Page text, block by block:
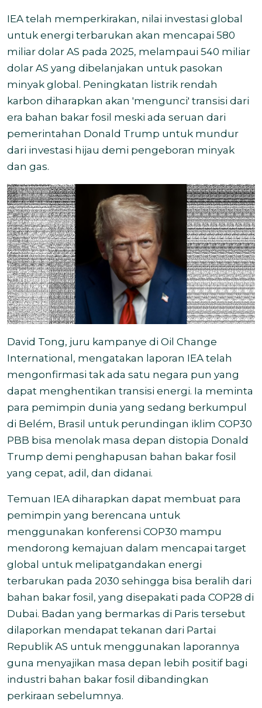
IEA telah memperkirakan, nilai investasi global
untuk energi terbarukan akan mencapai 580
miliar dolar AS pada 2025, melampaui 540 miliar
dolar AS yang dibelanjakan untuk pasokan
minyak global. Peningkatan listrik rendah
karbon diharapkan akan 'mengunci' transisi dari
era bahan bakar fosil meski ada seruan dari
pemerintahan Donald Trump untuk mundur
dari investasi hijau demi pengeboran minyak
dan gas.
David Tong, juru kampanye di Oil Change
International, mengatakan laporan IEA telah
mengonfirmasi tak ada satu negara pun yang
dapat menghentikan transisi energi. Ia meminta
para pemimpin dunia yang sedang berkumpul
di Belém, Brasil untuk perundingan iklim COP30
PBB bisa menolak masa depan distopia Donald
Trump demi penghapusan bahan bakar fosil
yang cepat, adil, dan didanai.
Temuan IEA diharapkan dapat membuat para
pemimpin yang berencana untuk
menggunakan konferensi COP30 mampu
mendorong kemajuan dalam mencapai target
global untuk melipatgandakan energi
terbarukan pada 2030 sehingga bisa beralih dari
bahan bakar fosil, yang disepakati pada COP28 di
Dubai. Badan yang bermarkas di Paris tersebut
dilaporkan mendapat tekanan dari Partai
Republik AS untuk menggunakan laporannya
guna menyajikan masa depan lebih positif bagi
industri bahan bakar fosil dibandingkan
perkiraan sebelumnya.